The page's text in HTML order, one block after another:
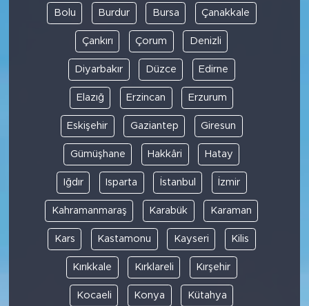
Bolu Burdur Bursa Çanakkale
Çankırı Çorum Denizli
Diyarbakır Düzce Edirne
Elazığ Erzincan Erzurum
Eskişehir Gaziantep Giresun
Gümüşhane Hakkâri Hatay
Iğdır Isparta İstanbul İzmir
Kahramanmaraş Karabük Karaman
Kars Kastamonu Kayseri Kilis
Kırıkkale Kırklareli Kırşehir
Kocaeli Konya Kütahya